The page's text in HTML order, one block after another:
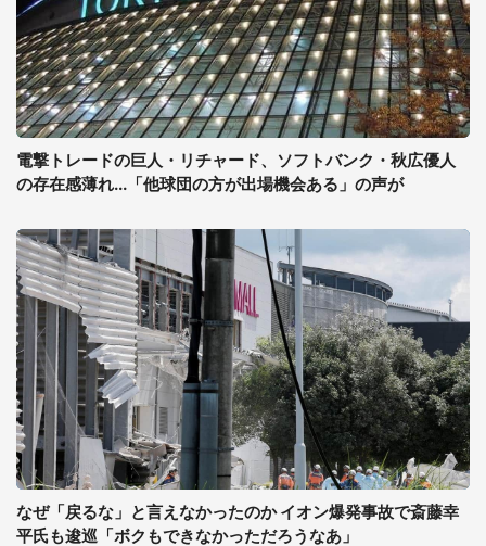
電撃トレードの巨人・リチャード、ソフトバンク・秋広優人
の存在感薄れ...「他球団の方が出場機会ある」の声が
なぜ「戻るな」と言えなかったのか イオン爆発事故で斎藤幸
平氏も逡巡「ボクもできなかっただろうなあ」